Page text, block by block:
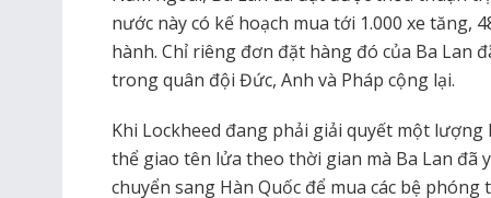
nước này có kế hoạch mua tới 1.000 xe tăng,
hành. Chỉ riêng đơn đặt hàng đó của Ba Lan
trong quân đội Đức, Anh và Pháp cộng lại.
Khi Lockheed đang phải giải quyết một
thể giao tên lửa theo thời gian mà Ba Lan đã
chuyển sang Hàn Quốc để mua các bệ